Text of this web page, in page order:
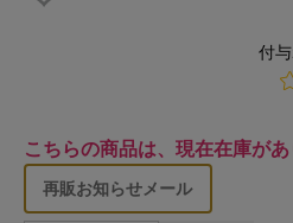
付
こちらの商品は、現在在庫があ
再販お知らせメール